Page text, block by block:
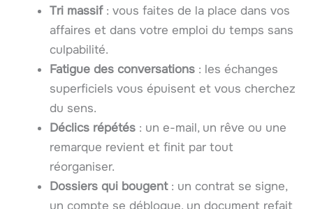
Tri massif: vous faites de la place dans vos
affaires et dans votre emploi du temps sans
culpabilité.
Fatigue des conversations : les échanges
superficiels vous épuisent et vous cherchez
du sens.
Déclics répétés : un e-mail, un rêve ou une
remarque revient et finit par tout
réorganiser.
Dossiers qui bougent: un contrat se signe,